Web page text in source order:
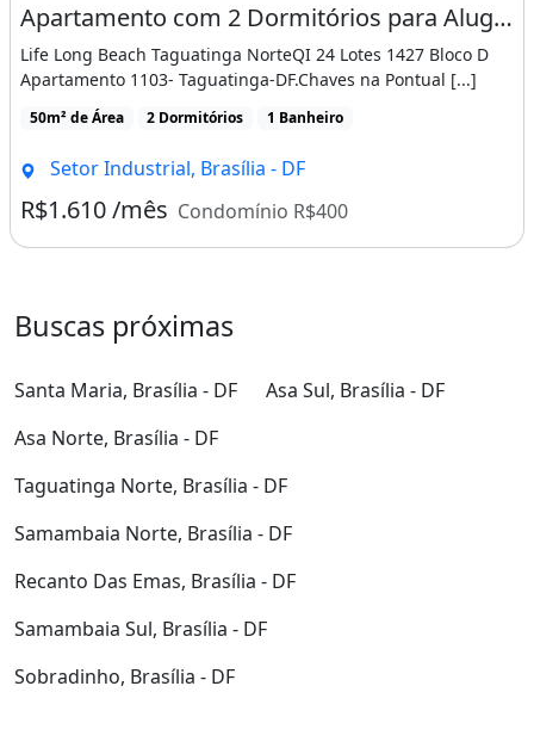
Apartamento com 2 Dormitórios para Alugar, 50 M² por R$ 2.010/Mês - Taguatinga Norte/Df
Life Long Beach Taguatinga NorteQI 24 Lotes 1427 Bloco D
Apartamento 1103- Taguatinga-DF.Chaves na Pontual [...]
50m² de Área 2 Dormitórios 1 Banheiro
Setor Industrial, Brasília - DF
R$1.610 /mês Condomínio R$400
Buscas próximas
Santa Maria, Brasília - DF
Asa Sul, Brasília - DF
Asa Norte, Brasília - DF
Taguatinga Norte, Brasília - DF
Samambaia Norte, Brasília - DF
Recanto Das Emas, Brasília - DF
Samambaia Sul, Brasília - DF
Sobradinho, Brasília - DF